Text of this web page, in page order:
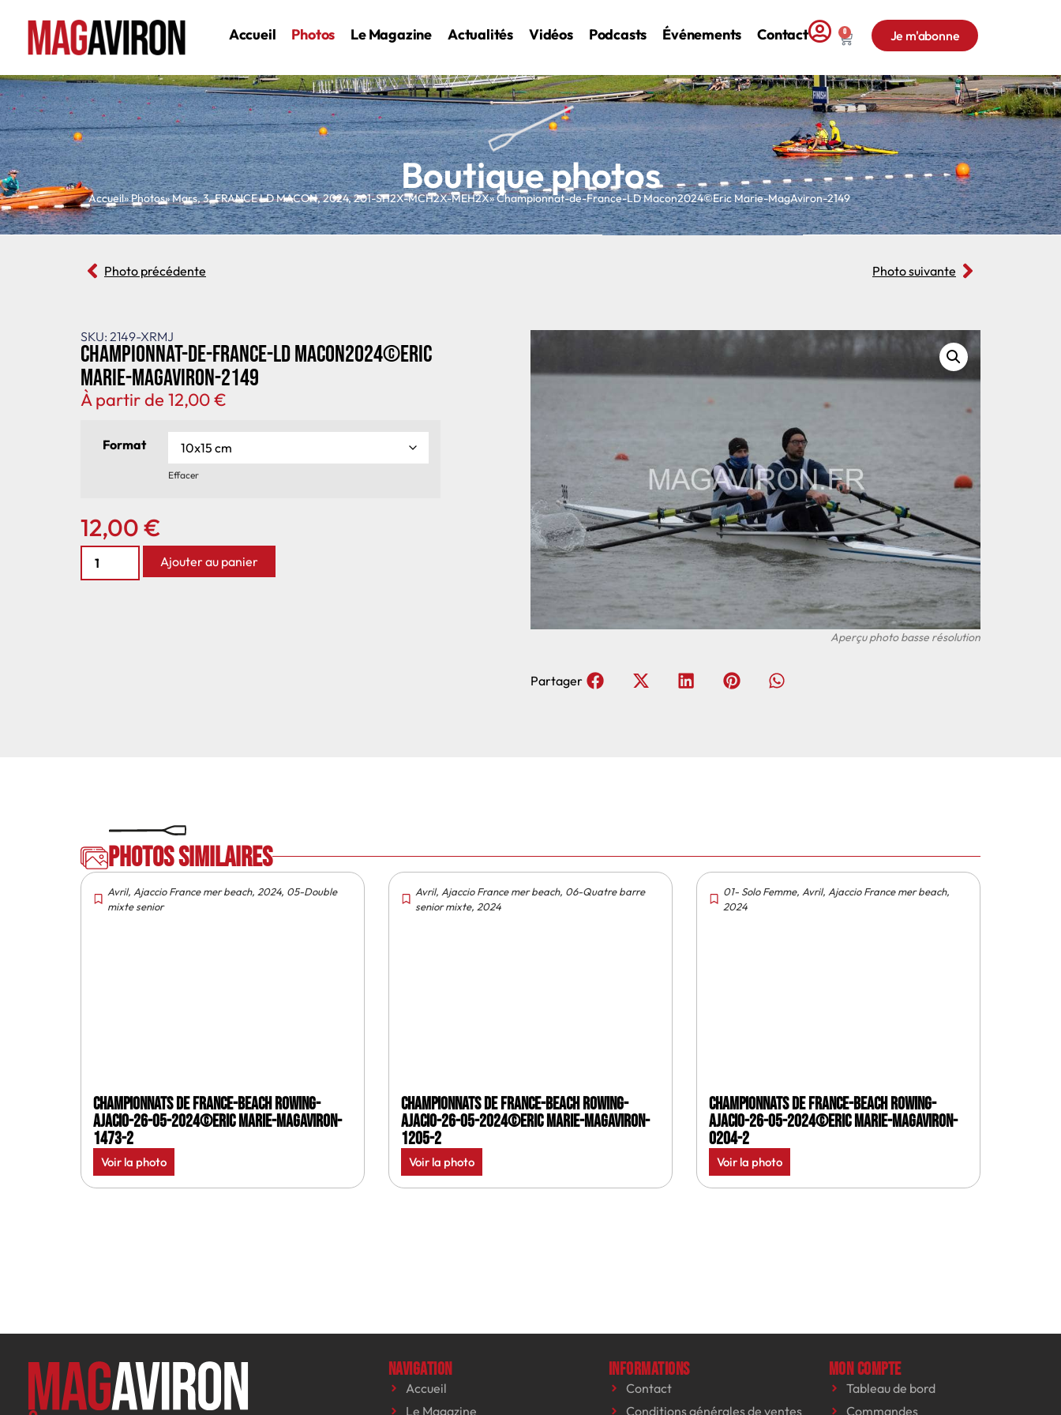
Accueil Photos Le Magazine Actualités Vidéos Podcasts Événements Contact 0 Je m'abonne
Boutique photos
Accueil» Photos»Mars,3,FRANCE LD MACON,2024,201-SH2X-MCH2X-MEH2X» Championnat-de-France-LD Macon2024©Eric Marie-MagAviron-2149
Photo précédente Photo suivante
SKU: 2149-XRMJ
Championnat-de-France-LD Macon2024©Eric
Marie-MagAviron-2149
À partir de 12,00€
Format
Effacer
12,00€
Ajouter au panier
Partager
Photos similaires
Avril, Ajaccio France mer beach, 2024, 05-Double
mixte senior
Championnats de France-Beach rowing-
Ajacio-26-05-2024©Eric Marie-MagAviron-
1473-2
Voir la photo
Avril, Ajaccio France mer beach, 06-Quatre barre
senior mixte, 2024
Championnats de France-Beach rowing-
Ajacio-26-05-2024©Eric Marie-MagAviron-
1205-2
Voir la photo
01- Solo Femme, Avril, Ajaccio France mer beach,
2024
Championnats de France-Beach rowing-
Ajacio-26-05-2024©Eric Marie-MagAviron-
0204-2
Voir la photo
Navigation
Accueil
Le Magazine
Informations
Contact
Conditions générales de ventes
Mon compte
Tableau de bord
Commandes